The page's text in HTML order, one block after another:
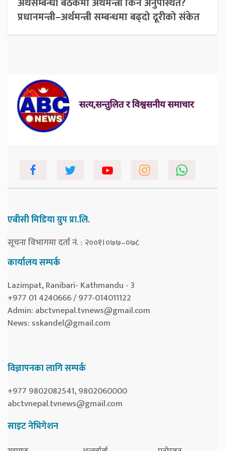
प्रधानमन्त्री–अर्थमन्त्री सम्बन्धमा बढ्दो दूरीको संकेत
एबीसी मिडिया ग्रुप प्रा.लि.
सूचना विभागमा दर्ता नं. : २००१।०७७–०७८
कार्यालय सम्पर्क
Lazimpat, Ranibari- Kathmandu - 3
+977 01 4240666 / 977-014011122
Admin: abctvnepal.tvnews@gmail.com
News: sskandel@gmail.com
विज्ञापनका लागि सम्पर्क
+977 9802082541, 9802060000
abctvnepal.tvnews@gmail.com
साइट नेभिगेशन